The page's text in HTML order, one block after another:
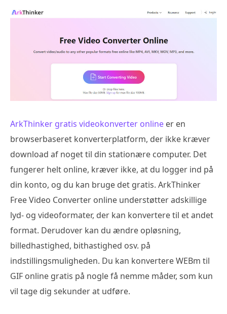
ArkThinker gratis videokonverter online er en
browserbaseret konverterplatform, der ikke kræver
download af noget til din stationære computer. Det
fungerer helt online, kræver ikke, at du logger ind på
din konto, og du kan bruge det gratis. ArkThinker
Free Video Converter online understøtter adskillige
lyd- og videoformater, der kan konvertere til et andet
format. Derudover kan du ændre opløsning,
billedhastighed, bithastighed osv. på
indstillingsmuligheden. Du kan konvertere WEBm til
GIF online gratis på nogle få nemme måder, som kun
vil tage dig sekunder at udføre.